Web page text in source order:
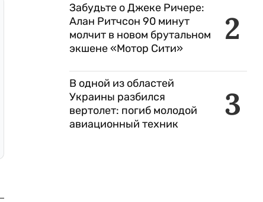
2
Забудьте о Джеке Ричере:
Алан Ритчсон 90 минут
молчит в новом брутальном
экшене «Мотор Сити»
3
В одной из областей
Украины разбился
вертолет: погиб молодой
авиационный техник